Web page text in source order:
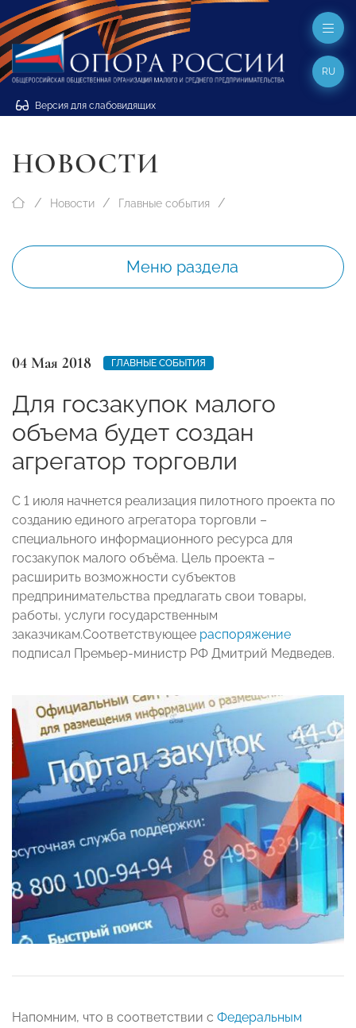
Версия для слабовидящих
RU
НОВОСТИ
Новости Главные события
Меню раздела
04 Мая 2018 ГЛАВНЫЕ СОБЫТИЯ
Для госзакупок малого
объема будет создан
агрегатор торговли
С 1 июля начнется реализация пилотного проекта по
созданию единого агрегатора торговли –
специального информационного ресурса для
госзакупок малого объёма. Цель проекта –
расширить возможности субъектов
предпринимательства предлагать свои товары,
работы, услуги государственным
заказчикам.Соответствующее распоряжение
подписал Премьер-министр РФ Дмитрий Медведев.
Напомним, что в соответствии с Федеральным